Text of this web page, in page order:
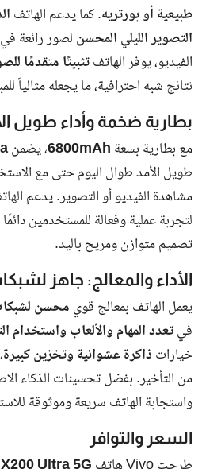
سوق
السكنية
إيه اللي حصل
يعلن مصادرة
الإمارات
مخالفي
ف...
النشرة الإخبارية
انضم إلى قائمة المشتركين لدينا للحصول
مباشرة في البريد الالكتروني الخاص بك